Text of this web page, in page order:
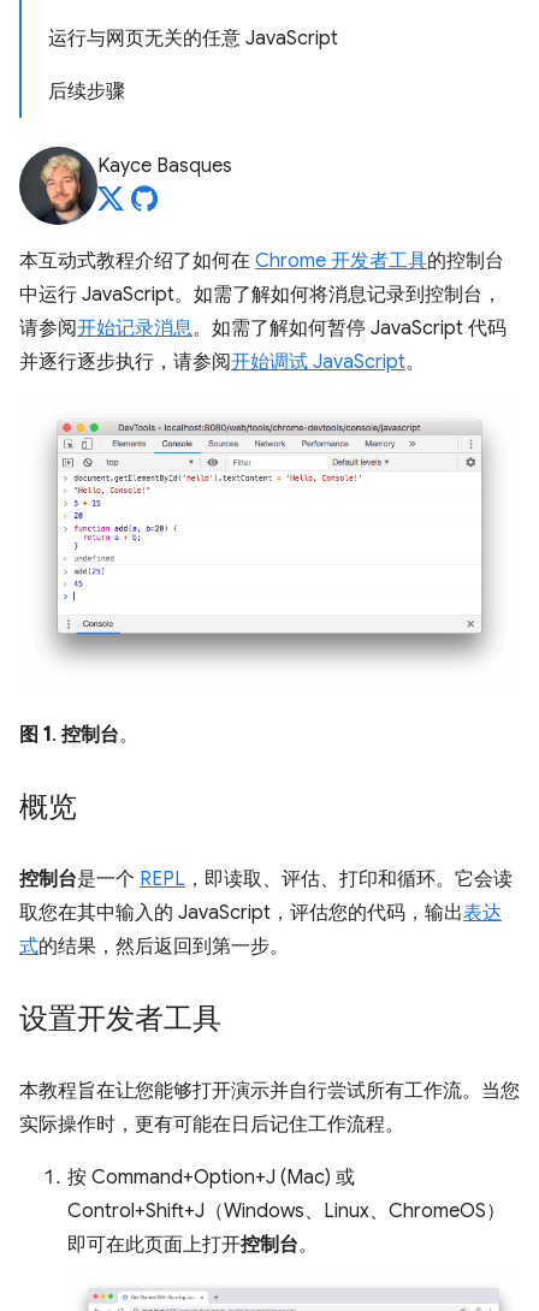
运行与网页无关的任意 JavaScript
后续步骤
Kayce Basques
本互动式教程介绍了如何在 Chrome 开发者工具的控制台
中运行 JavaScript。如需了解如何将消息记录到控制台，
请参阅开始记录消息。如需了解如何暂停 JavaScript 代码
并逐行逐步执行，请参阅开始调试 JavaScript。
图 1. 控制台。
概览
控制台是一个 REPL ，即读取、评估、打印和循环。它会读
取您在其中输入的 JavaScript，评估您的代码，输出表达
式的结果，然后返回到第一步。
设置开发者工具
本教程旨在让您能够打开演示并自行尝试所有工作流。当您
实际操作时，更有可能在日后记住工作流程。
按 Command+Option+J (Mac) 或
Control+Shift+J（Windows、Linux、ChromeOS）
即可在此页面上打开控制台。